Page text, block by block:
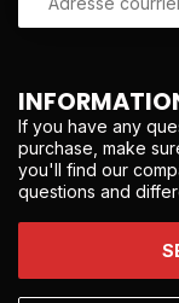
If you have any
purchase, make
you'll find our
questions and